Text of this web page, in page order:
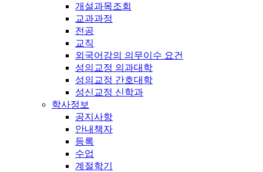
개설과목조회
교과과정
전공
교직
외국어강의 의무이수 요건
성의교정 의과대학
성의교정 간호대학
성신교정 신학과
학사정보
공지사항
안내책자
등록
수업
계절학기